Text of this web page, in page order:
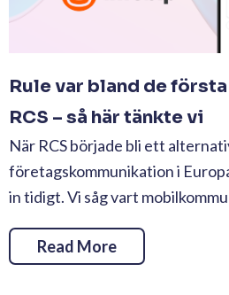
Rule var bland de
RCS – så här tänkte vi
När RCS började bli ett
företagskommunikation i
in tidigt. Vi såg vart
Read More